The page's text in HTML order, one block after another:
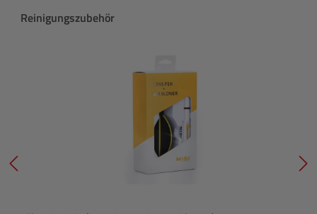
Produktgalerie überspringen
Reinigungszubehör